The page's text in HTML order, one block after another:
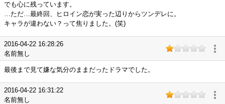
でも心に残っています。
…ただ…最終回、ヒロイン恋が実った辺りからツンデレに。
キャラが違わない？って焦りました。(笑)
2016-04-22 16:28:26
名前無し
最後まで見て嫌な気分のままだったドラマでした。
2016-04-22 16:31:22
名前無し